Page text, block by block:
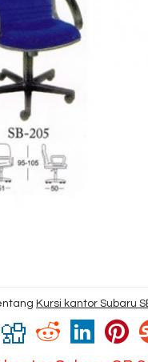
Kursi kantor Subaru
Kantor
Hubungi CS
Stock